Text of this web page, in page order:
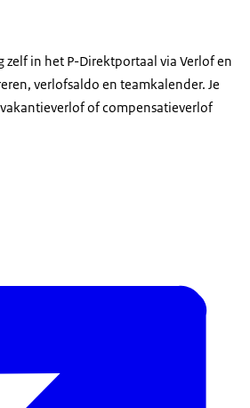
zelf in het P-Direktportaal via Verlof en
verlofsaldo en teamkalender. Je
of compensatieverlof